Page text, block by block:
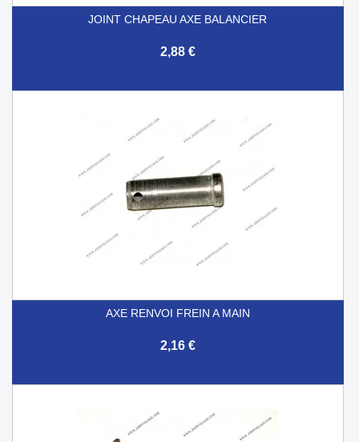
JOINT CHAPEAU AXE BALANCIER
2,88 €
AXE RENVOI FREIN A MAIN
2,16 €